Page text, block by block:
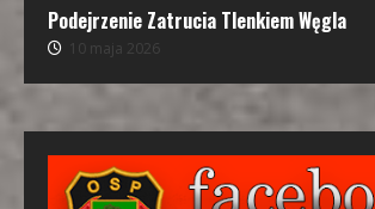
Podejrzenie Zatrucia Tlenkiem Węgla
10 maja 2026